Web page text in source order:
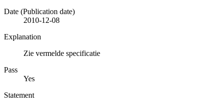
Date (Publication date)
2010-12-08
Explanation
Zie vermelde specificatie
Pass
Yes
Statement